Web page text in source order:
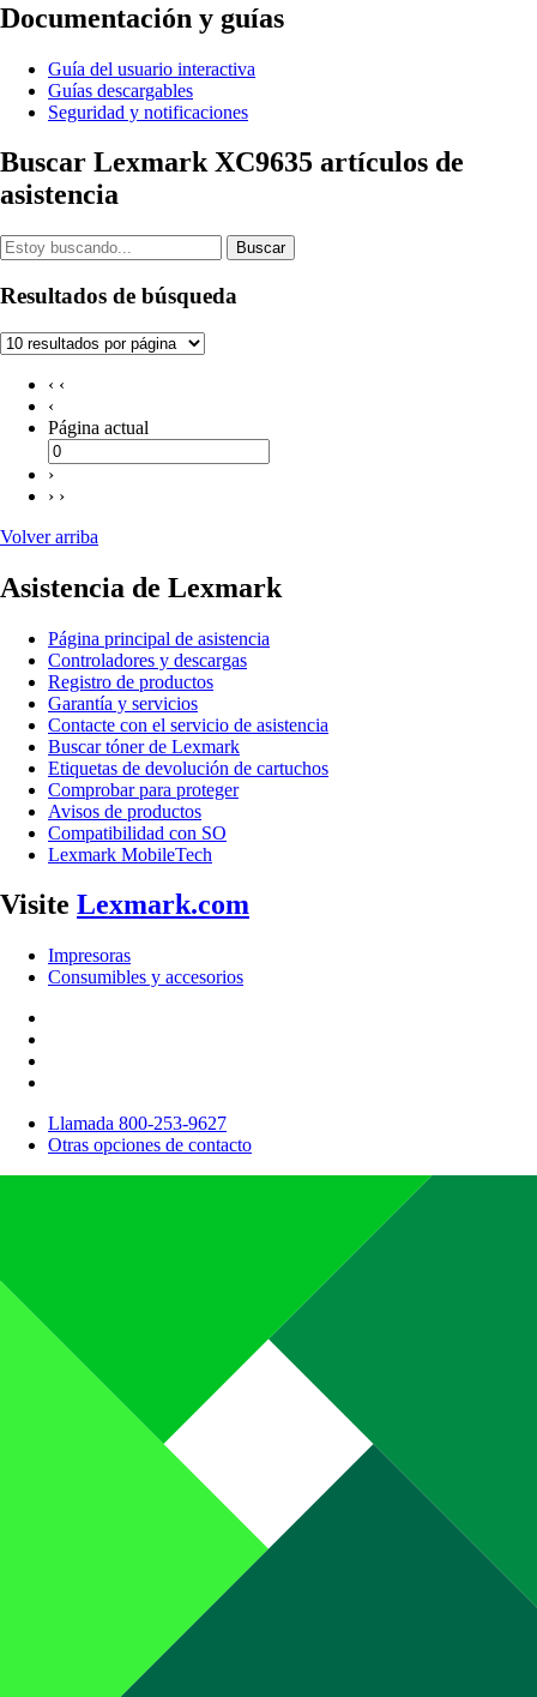
Documentación y guías
Guía del usuario interactiva
Guías descargables
Seguridad y notificaciones
Buscar Lexmark XC9635 artículos de
asistencia
Buscar
Resultados de búsqueda
‹ ‹
‹
Página actual
›
› ›
Volver arriba
Asistencia de Lexmark
Página principal de asistencia
Controladores y descargas
Registro de productos
Garantía y servicios
Contacte con el servicio de asistencia
Buscar tóner de Lexmark
Etiquetas de devolución de cartuchos
Comprobar para proteger
Avisos de productos
Compatibilidad con SO
Lexmark MobileTech
Visite Lexmark.com
Impresoras
Consumibles y accesorios
Llamada 800-253-9627
Otras opciones de contacto